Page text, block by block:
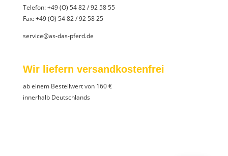
Telefon:+49 (O) 54 82 / 92 58 55
Fax: +49 (O) 54 82 / 92 58 25
service@as-das-pferd.de
Wir liefern versandkostenfrei
ab einem Bestellwert von 160 €
innerhalb Deutschlands